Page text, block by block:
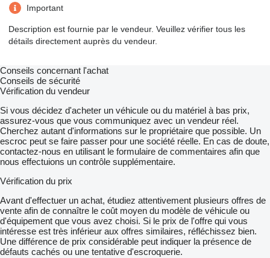
Important
Description est fournie par le vendeur. Veuillez vérifier tous les
détails directement auprès du vendeur.
Conseils concernant l'achat
Conseils de sécurité
Vérification du vendeur
Si vous décidez d'acheter un véhicule ou du matériel à bas prix,
assurez-vous que vous communiquez avec un vendeur réel.
Cherchez autant d'informations sur le propriétaire que possible. Un
escroc peut se faire passer pour une société réelle. En cas de doute,
contactez-nous en utilisant le formulaire de commentaires afin que
nous effectuions un contrôle supplémentaire.
Vérification du prix
Avant d'effectuer un achat, étudiez attentivement plusieurs offres de
vente afin de connaître le coût moyen du modèle de véhicule ou
d'équipement que vous avez choisi. Si le prix de l'offre qui vous
intéresse est très inférieur aux offres similaires, réfléchissez bien.
Une différence de prix considérable peut indiquer la présence de
défauts cachés ou une tentative d'escroquerie.